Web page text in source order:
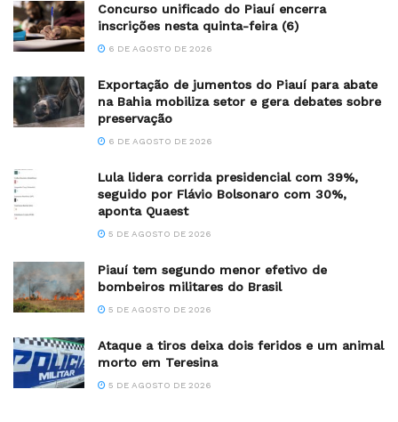
Concurso unificado do Piauí encerra
inscrições nesta quinta-feira (6)
6 DE AGOSTO DE 2026
Exportação de jumentos do Piauí para abate
na Bahia mobiliza setor e gera debates sobre
preservação
6 DE AGOSTO DE 2026
Lula lidera corrida presidencial com 39%,
seguido por Flávio Bolsonaro com 30%,
aponta Quaest
5 DE AGOSTO DE 2026
Piauí tem segundo menor efetivo de
bombeiros militares do Brasil
5 DE AGOSTO DE 2026
Ataque a tiros deixa dois feridos e um animal
morto em Teresina
5 DE AGOSTO DE 2026